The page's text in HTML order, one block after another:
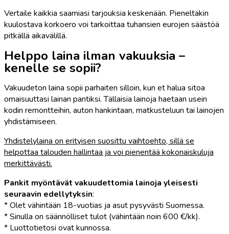
Vertaile kaikkia saamiasi tarjouksia keskenään. Pieneltäkin
kuulostava korkoero voi tarkoittaa tuhansien eurojen säästöä
pitkällä aikavälillä.
Helppo laina ilman vakuuksia –
kenelle se sopii?
Vakuudeton laina sopii parhaiten silloin, kun et halua sitoa
omaisuuttasi lainan pantiksi. Tällaisia lainoja haetaan usein
kodin remontteihin, auton hankintaan, matkusteluun tai lainojen
yhdistämiseen.
Yhdistelylaina on erityisen suosittu vaihtoehto, sillä se
helpottaa talouden hallintaa ja voi pienentää kokonaiskuluja
merkittävästi.
Pankit myöntävät vakuudettomia lainoja yleisesti
seuraavin edellytyksin:
* Olet vähintään 18-vuotias ja asut pysyvästi Suomessa.
* Sinulla on säännölliset tulot (vähintään noin 600 €/kk).
* Luottotietosi ovat kunnossa.